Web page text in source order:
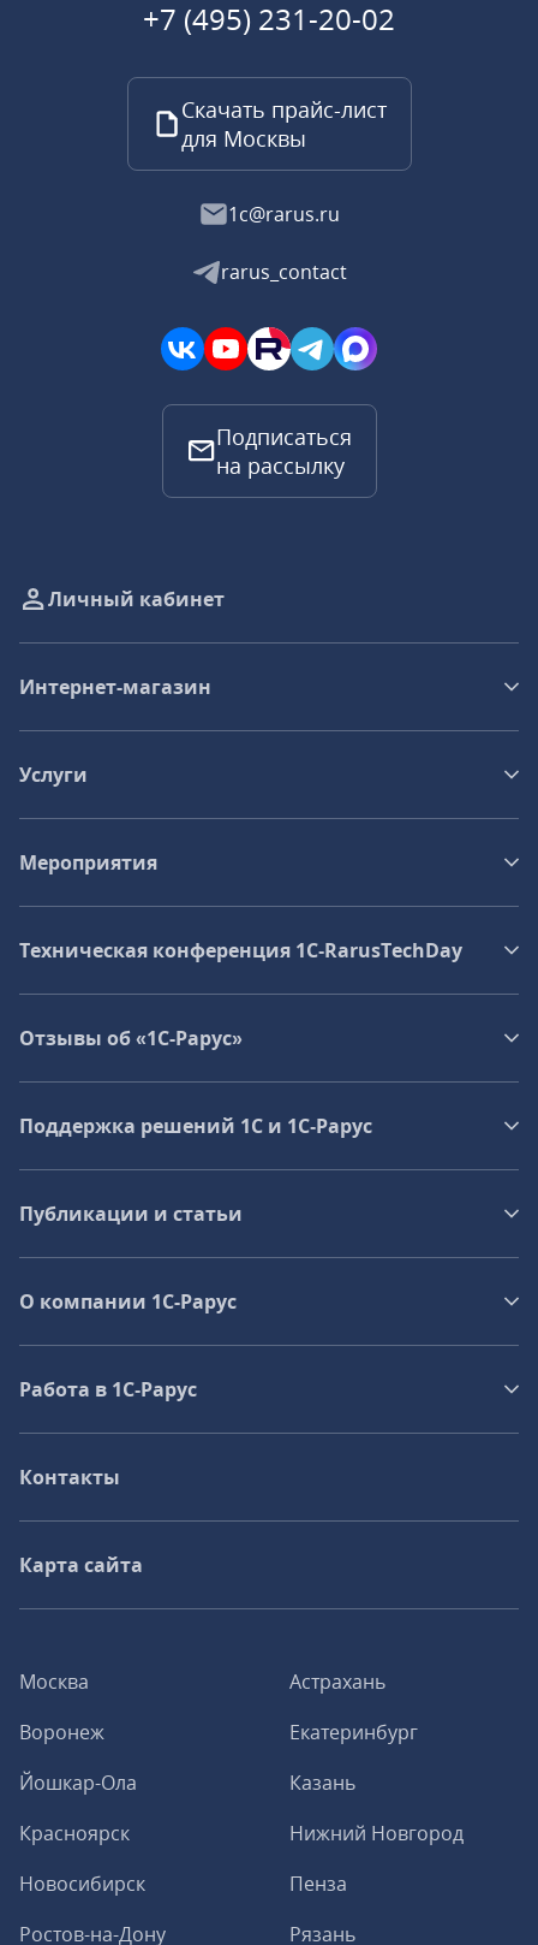
+7 (495) 231-20-02
Скачать прайс-лист
для Москвы
1c@rarus.ru
rarus_contact
Подписаться
на рассылку
Москва
Астрахань
Воронеж
Екатеринбург
Йошкар-Ола
Казань
Красноярск
Нижний Новгород
Новосибирск
Пенза
Ростов-на-Дону
Рязань
Личный кабинет
Интернет-магазин
Услуги
Мероприятия
Техническая конференция 1C‑RarusTechDay
Отзывы об «1С-Рарус»
Поддержка решений 1С и 1С‑Рарус
Публикации и статьи
О компании 1C-Рарус
Работа в 1С‑Рарус
Контакты
Карта сайта